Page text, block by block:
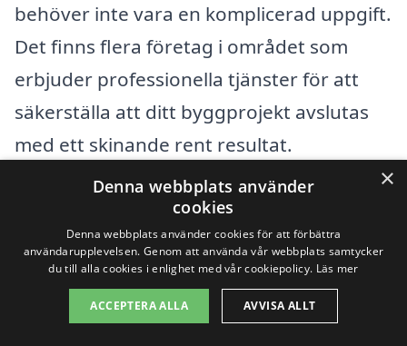
behöver inte vara en komplicerad uppgift.
Det finns flera företag i området som
erbjuder professionella tjänster för att
säkerställa att ditt byggprojekt avslutas
med ett skinande rent resultat.
Byggstädning handlar inte bara om att ta
bort byggavfall; det innebär även en
grundlig rengöring för att förbereda ytor
för inflyttning, vilket skapar en säker och
trivsam miljö.
×
Denna webbplats använder
cookies
Denna webbplats använder cookies för att förbättra
användarupplevelsen. Genom att använda vår webbplats samtycker
du till alla cookies i enlighet med vår cookiepolicy. Läs mer
ACCEPTERA ALLA AVVISA ALLT